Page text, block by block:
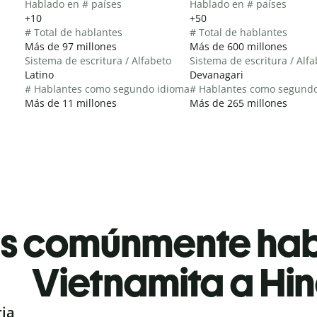
Hablado en # países
+10
# Total de hablantes
Más de 97 millones
Sistema de escritura / Alfabeto
Latino
# Hablantes como segundo idioma
Más de 11 millones
Hablado en # países
+50
# Total de hablantes
Más de 600 millones
Sistema de escritura /
Devanagari
# Hablantes como
Más de 265 millones
comúnmente
Vietnamita a